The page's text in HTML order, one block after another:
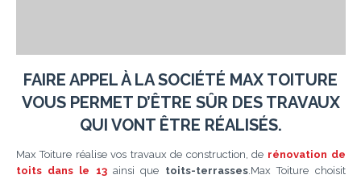
FAIRE APPEL À LA SOCIÉTÉ MAX TOITURE
VOUS PERMET D’ÊTRE SÛR DES TRAVAUX
QUI VONT ÊTRE RÉALISÉS.
Max Toiture réalise vos travaux de construction, de rénovation de
toits dans le 13ainsi que toits-terrasses.Max Toiture choisit